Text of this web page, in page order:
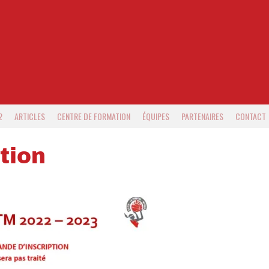
ARTICLES CENTRE DE FORMATION ÉQUIPES PARTENAIRES CONTACT